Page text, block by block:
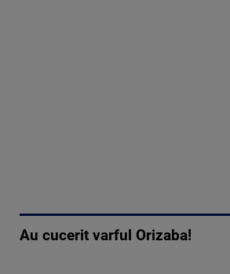
Au cucerit varful Orizaba!